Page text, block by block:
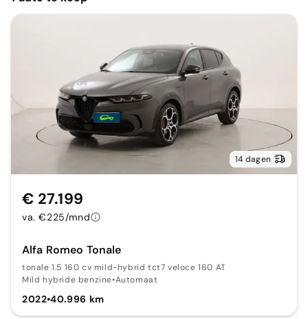
14 dagen
Alfa Romeo Tonale
tonale 1.5 160 cv mild-hybrid tct7 veloce 160 AT
Mild hybride benzine•Automaat
2022•40.996 km
€ 27.199
va. €225/mnd